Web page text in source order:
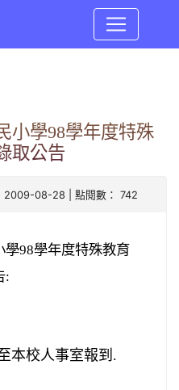
小學98學年度特殊
取公告
08-28 | 點閱數： 742
學98學年度特殊教育
:
本校人事室報到.